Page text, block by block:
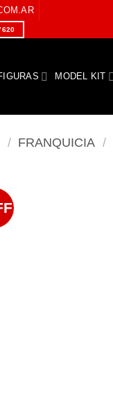
MODEL KIT
/ FRANQUICIA /